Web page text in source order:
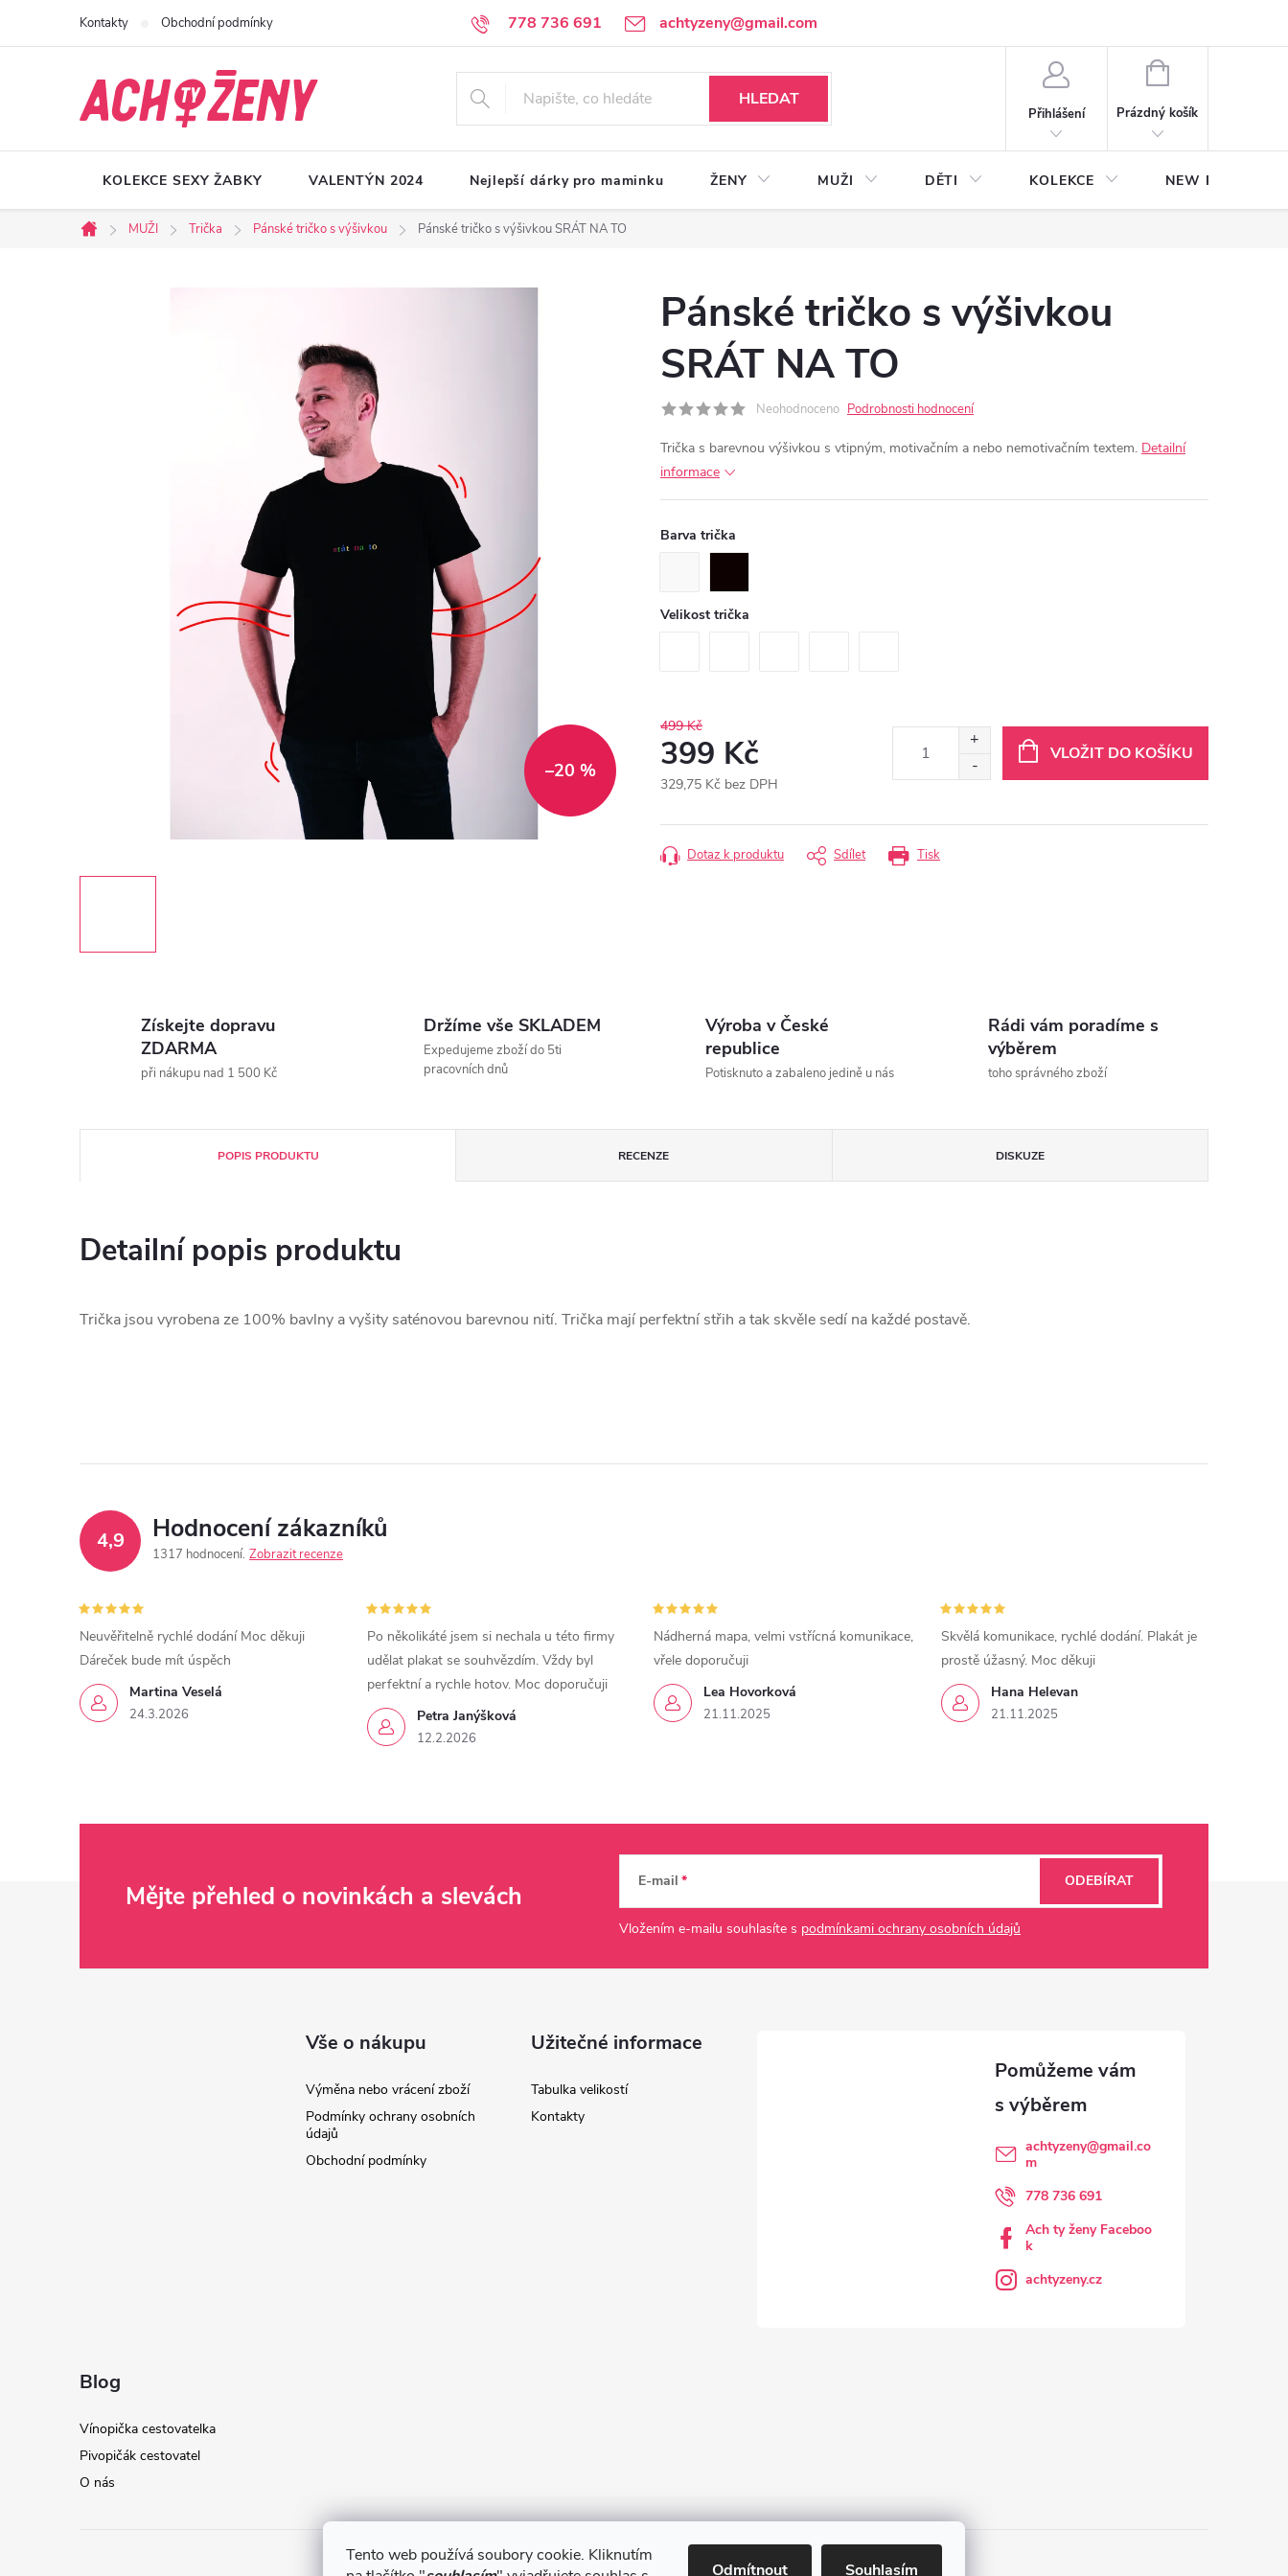
Tento web používá soubory cookie. Kliknutím
Odmítnout Souhlasím
778 736 691 achtyzeny@gmail.com
Kontakty Obchodní podmínky
HLEDAT
Přihlášení
NÁKUPNÍ
Prázdný košík
KOLEKCE SEXY ŽABKY VALENTÝN 2024 Nejlepší dárky pro maminku ŽENY MUŽI DĚTI KOLEKCE NEW Plakáty s
Domů
MUŽI Trička Pánské tričko s výšivkou Pánské tričko s výšivkou SRÁT NA TO
–20 %
Pánské tričko s výšivkou
SRÁT NA TO
Neohodnoceno Podrobnosti hodnocení
Trička s barevnou výšivkou s vtipným, motivačním a nebo nemotivačním textem. Detailní
informace
Barva trička
Velikost trička
499 Kč
399 Kč
329,75 Kč bez DPH
cena:
VLOŽIT DO KOŠÍKU
Tisk
Dotaz k produktu Sdílet
Získejte dopravu
ZDARMA
při nákupu nad 1 500 Kč
Držíme vše SKLADEM
Expedujeme zboží do 5ti
pracovních dnů
Výroba v České
republice
Potisknuto a zabaleno jedině u nás
Rádi vám poradíme s
výběrem
toho správného zboží
POPIS PRODUKTU RECENZE DISKUZE
Detailní popis produktu
Trička jsou vyrobena ze 100% bavlny a vyšity saténovou barevnou nití. Trička mají perfektní střih a tak skvěle sedí na každé postavě.
4,9 Hodnocení zákazníků
1317 hodnocení Zobrazit recenze
Martina Veselá
24.3.2026
Neuvěřitelně rychlé dodání Moc děkuji
Dáreček bude mít úspěch
Petra Janýšková
12.2.2026
Po několikáté jsem si nechala u této firmy
udělat plakat se souhvězdím. Vždy byl
perfektní a rychle hotov. Moc doporučuji
Lea Hovorková
21.11.2025
Nádherná mapa, velmi vstřícná komunikace,
vřele doporučuji
Hana Helevan
21.11.2025
Skvělá komunikace, rychlé dodání. Plakát je
prostě úžasný. Moc děkuji
Mějte přehled o novinkách a slevách E-mail
Vložením e-mailu souhlasíte s podmínkami ochrany osobních údajů
ODEBÍRAT
Vše o nákupu
Výměna nebo vrácení zboží
Podmínky ochrany osobních
údajů
Obchodní podmínky
Užitečné informace
Tabulka velikostí
Kontakty
achtyzeny@gmail.co
m
778 736 691
Ach ty ženy Faceboo
k
achtyzeny.cz
Blog
Vínopička cestovatelka
Pivopičák cestovatel
O nás
Obchodní podmínky